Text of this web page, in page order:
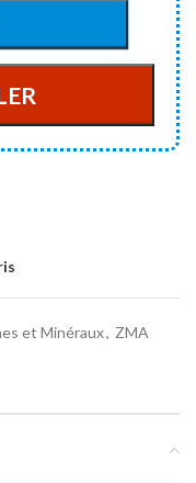
et Minéraux, ZMA